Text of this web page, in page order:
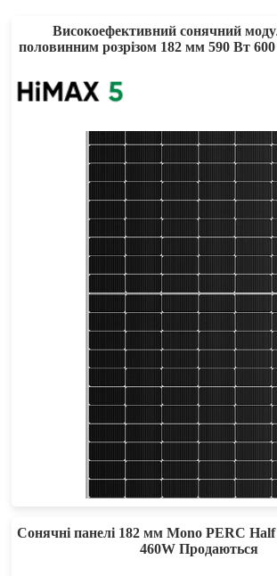
Високоефективний сонячний
половинним розрізом 182 мм 590 Вт
Max Eff: 21.65%
25-річна гарантія на
Сонячні панелі 182 мм Mono PERC
460W Продаються